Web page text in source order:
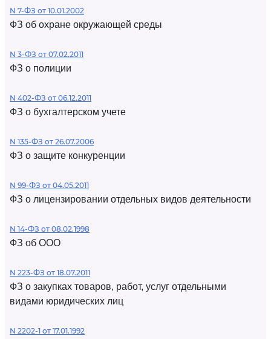
N 7-ФЗ от 10.01.2002
ФЗ об охране окружающей среды
N 3-ФЗ от 07.02.2011
ФЗ о полиции
N 402-ФЗ от 06.12.2011
ФЗ о бухгалтерском учете
N 135-ФЗ от 26.07.2006
ФЗ о защите конкуренции
N 99-ФЗ от 04.05.2011
ФЗ о лицензировании отдельных видов деятельности
N 14-ФЗ от 08.02.1998
ФЗ об ООО
N 223-ФЗ от 18.07.2011
ФЗ о закупках товаров, работ, услуг отдельными
видами юридических лиц
N 2202-1 от 17.01.1992